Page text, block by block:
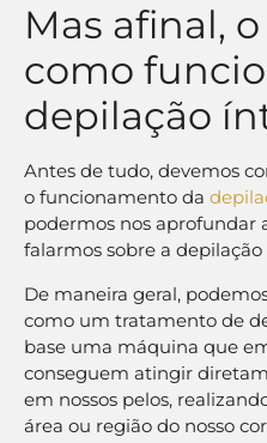
Mas afinal,
como
depilação
Antes de tudo, devemos
o funcionamento da
podermos nos aprofundar
falarmos sobre a
De maneira geral,
como um tratamento de
base uma máquina que
conseguem atingir
em nossos pelos,
área ou região do nosso